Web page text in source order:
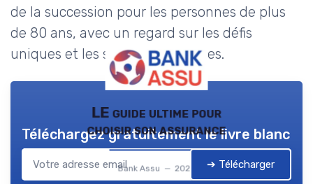
de la succession pour les personnes de plus
de 80 ans, avec un regard sur les défis
uniques et les solutions possibles.
LE guide ultime pour
choisir son assurance
Bank Assu — 2026
Téléchargez gratuitement le livre blanc
➔ Télécharger